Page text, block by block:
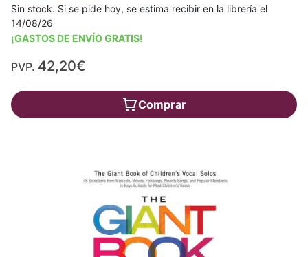
Sin stock. Si se pide hoy, se estima recibir en la librería el
14/08/26
¡GASTOS DE ENVÍO GRATIS!
PVP. 42,20€
Comprar